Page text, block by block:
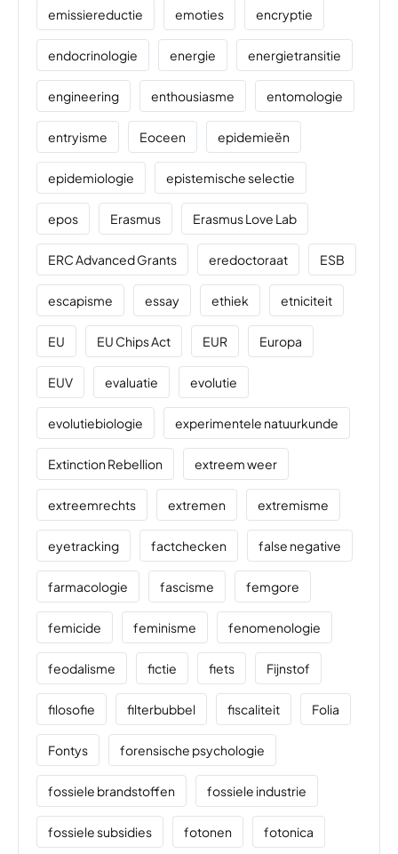
emissiereductie emoties encryptie
endocrinologie energie energietransitie
engineering enthousiasme entomologie
entryisme Eoceen epidemieën
epidemiologie epistemische selectie
epos Erasmus Erasmus Love Lab
ERC Advanced Grants eredoctoraat ESB
escapisme essay ethiek etniciteit
EU EU Chips Act EUR Europa
EUV evaluatie evolutie
evolutiebiologie experimentele natuurkunde
Extinction Rebellion extreem weer
extreemrechts extremen extremisme
eyetracking factchecken false negative
farmacologie fascisme femgore
femicide feminisme fenomenologie
feodalisme fictie fiets Fijnstof
filosofie filterbubbel fiscaliteit Folia
Fontys forensische psychologie
fossiele brandstoffen fossiele industrie
fossiele subsidies fotonen fotonica